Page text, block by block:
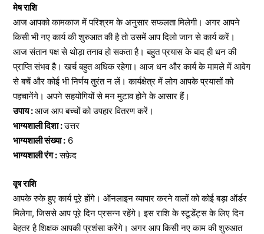
मेष राशि
आज आपको कामकाज में परिश्रम के अनुसार सफलता मिलेगी। अगर आपने
किसी भी नए कार्य की शुरुआत की है तो उसमें आप दिलो जान से कार्य करें।
आज संतान पक्ष से थोड़ा तनाव हो सकता है। बहुत प्रयास के बाद ही धन की
प्राप्ति संभव है। खर्च बहुत अधिक रहेगा। आज धन और कार्य के मामले में आवेग
से बचें और कोई भी निर्णय तुरंत न लें। कार्यक्षेत्र में लोग आपके प्रयासों को
पहचानेंगे। अपने सहयोगियों से मन मुटाव होने के आसार हैं।
उपाय :आज आप बच्चों को उपहार वितरण करें।
भाग्यशाली दिशा :उत्तर
भाग्यशाली संख्या : 6
भाग्यशाली रंग :सफ़ेद
वृष राशि
आपके रुके हुए कार्य पूरे होंगे। ऑनलाइन व्यापार करने वालों को कोई बड़ा ऑर्डर
मिलेगा, जिससे आप पूरे दिन प्रसन्न रहेंगे। इस राशि के स्टूडेंट्स के लिए दिन
बेहतर है शिक्षक आपकी प्रशंसा करेंगे। अगर आप किसी नए काम की शुरुआत